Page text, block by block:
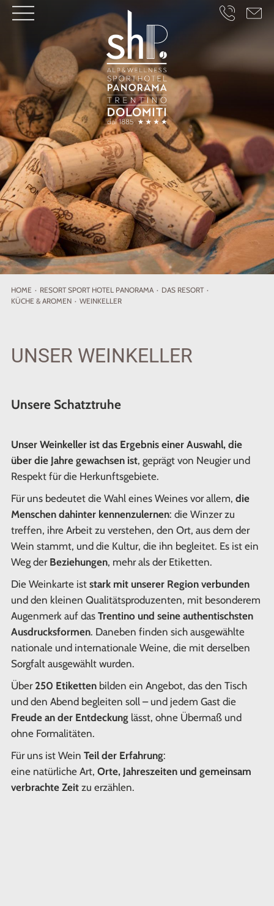
HOME · RESORT SPORT HOTEL PANORAMA · DAS RESORT ·
KÜCHE & AROMEN · WEINKELLER
UNSER WEINKELLER
Unsere Schatztruhe
Unser Weinkeller ist das Ergebnis einer Auswahl, die
über die Jahre gewachsen ist, geprägt von Neugier und
Respekt für die Herkunftsgebiete.
Für uns bedeutet die Wahl eines Weines vor allem, die
Menschen dahinter kennenzulernen: die Winzer zu
treffen, ihre Arbeit zu verstehen, den Ort, aus dem der
Wein stammt, und die Kultur, die ihn begleitet. Es ist ein
Weg der Beziehungen, mehr als der Etiketten.
Die Weinkarte ist stark mit unserer Region verbunden
und den kleinen Qualitätsproduzenten, mit besonderem
Augenmerk auf das Trentino und seine authentischsten
Ausdrucksformen. Daneben finden sich ausgewählte
nationale und internationale Weine, die mit derselben
Sorgfalt ausgewählt wurden.
Über 250 Etikettenbilden ein Angebot, das den Tisch
und den Abend begleiten soll – und jedem Gast die
Freude an der Entdeckunglässt, ohne Übermaß und
ohne Formalitäten.
Für uns ist Wein Teil der Erfahrung:
eine natürliche Art, Orte, Jahreszeiten und gemeinsam
verbrachte Zeitzu erzählen.